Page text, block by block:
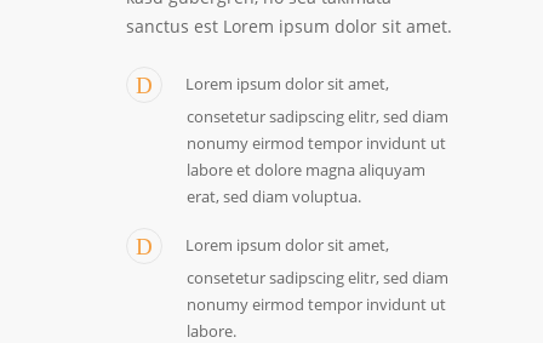
sanctus est Lorem ipsum dolor sit amet.
Lorem ipsum dolor sit amet,
consetetur sadipscing elitr, sed diam
nonumy eirmod tempor invidunt ut
labore et dolore magna aliquyam
erat, sed diam voluptua.
Lorem ipsum dolor sit amet,
consetetur sadipscing elitr, sed diam
nonumy eirmod tempor invidunt ut
labore.